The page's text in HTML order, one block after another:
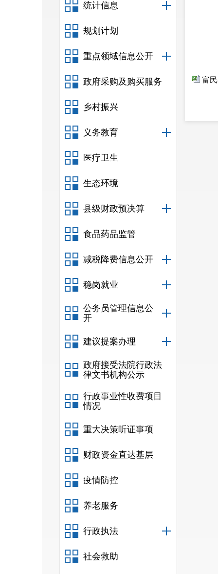
统计信息
规划计划
重点领域信息公开
政府采购及购买服务
乡村振兴
义务教育
医疗卫生
生态环境
县级财政预决算
食品药品监管
减税降费信息公开
稳岗就业
公务员管理信息公
开
建议提案办理
政府接受法院行政法
律文书机构公示
行政事业性收费项目
情况
重大决策听证事项
财政资金直达基层
疫情防控
养老服务
行政执法
社会救助
富